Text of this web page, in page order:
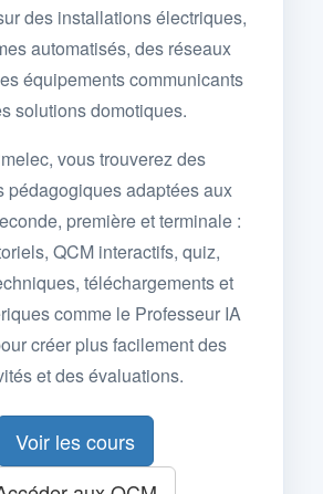
des installations électriques,
automatisés, des réseaux
équipements communicants
solutions domotiques.
vous trouverez des
pédagogiques adaptées aux
première et terminale :
QCM interactifs, quiz,
téléchargements et
comme le Professeur IA
créer plus facilement des
et des évaluations.
Voir les cours